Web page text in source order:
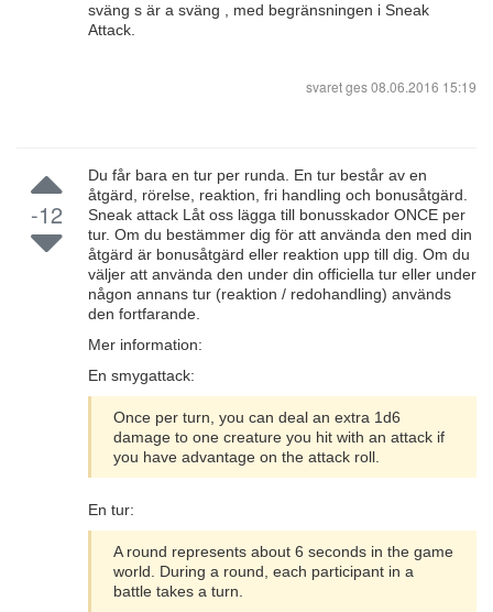
sväng s är a sväng , med begränsningen i Sneak
Attack.
svaret ges08.06.2016 15:19
-12
Du får bara en tur per runda. En tur består av en
åtgärd, rörelse, reaktion, fri handling och bonusåtgärd.
Sneak attack Låt oss lägga till bonusskador ONCE per
tur. Om du bestämmer dig för att använda den med din
åtgärd är bonusåtgärd eller reaktion upp till dig. Om du
väljer att använda den under din officiella tur eller under
någon annans tur (reaktion / redohandling) används
den fortfarande.
Mer information:
En smygattack:
Once per turn, you can deal an extra 1d6
damage to one creature you hit with an attack if
you have advantage on the attack roll.
En tur:
A round represents about 6 seconds in the game
world. During a round, each participant in a
battle takes a turn.